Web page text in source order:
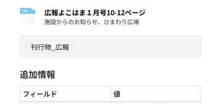
広報よこはま１月号10-12ページ
施設からのお知らせ、ひまわり広場
刊行物_広報
追加情報
フィールド
値